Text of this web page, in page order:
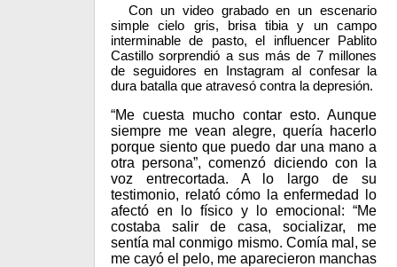
Con un video grabado en un escenario
simple cielo gris, brisa tibia y un campo
interminable de pasto, el influencer Pablito
Castillo sorprendió a sus más de 7 millones
de seguidores en Instagram al confesar la
dura batalla que atravesó contra la depresión.
“Me cuesta mucho contar esto. Aunque
siempre me vean alegre, quería hacerlo
porque siento que puedo dar una mano a
otra persona”, comenzó diciendo con la
voz entrecortada. A lo largo de su
testimonio, relató cómo la enfermedad lo
afectó en lo físico y lo emocional: “Me
costaba salir de casa, socializar, me
sentía mal conmigo mismo. Comía mal, se
me cayó el pelo, me aparecieron manchas